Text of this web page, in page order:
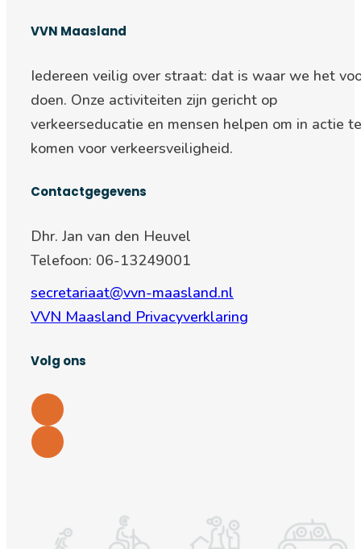
VVN Maasland
Iedereen veilig over straat: dat is waar we het
doen. Onze activiteiten zijn gericht op
verkeerseducatie en mensen helpen om in actie te
komen voor verkeersveiligheid.
Contactgegevens
Dhr. Jan van den Heuvel
Telefoon: 06-13249001
secretariaat@vvn-maasland.nl
VVN Maasland Privacyverklaring
Volg ons